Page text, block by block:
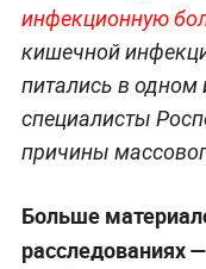
инфекционную
кишечной
питались в одном
специалисты
причины
Больше
расследованиях —